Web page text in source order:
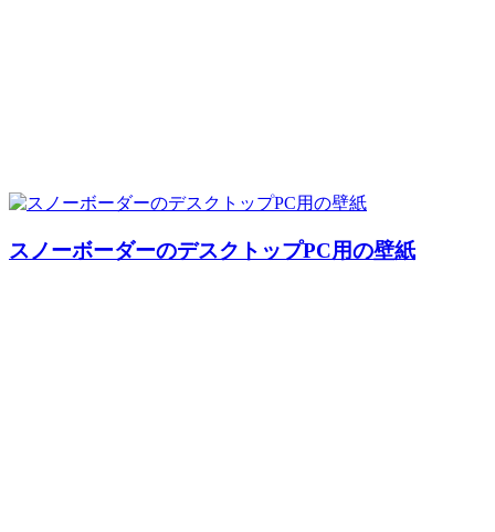
スノーボーダーのデスクトップPC用の壁紙